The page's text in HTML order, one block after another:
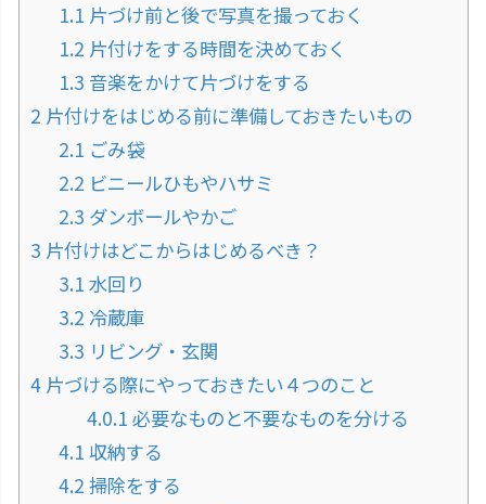
1.1 片づけ前と後で写真を撮っておく
1.2 片付けをする時間を決めておく
1.3 音楽をかけて片づけをする
2 片付けをはじめる前に準備しておきたいもの
2.1 ごみ袋
2.2 ビニールひもやハサミ
2.3 ダンボールやかご
3 片付けはどこからはじめるべき？
3.1 水回り
3.2 冷蔵庫
3.3 リビング・玄関
4 片づける際にやっておきたい４つのこと
4.0.1 必要なものと不要なものを分ける
4.1 収納する
4.2 掃除をする